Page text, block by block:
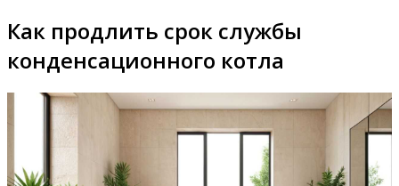
Как продлить срок службы
конденсационного котла